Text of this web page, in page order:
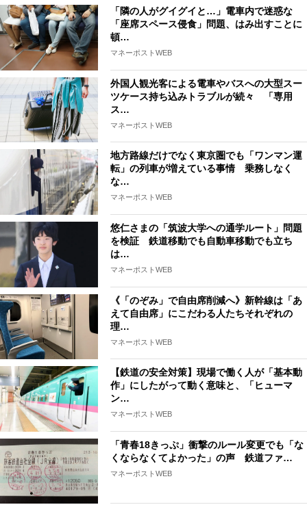
「隣の人がグイグイと…」電車内で迷惑な
「座席スペース侵食」問題、はみ出すことに
頓…
マネーポストWEB
外国人観光客による電車やバスへの大型スー
ツケース持ち込みトラブルが続々 「専用
ス…
マネーポストWEB
地方路線だけでなく東京圏でも「ワンマン運
転」の列車が増えている事情 乗務しなく
な…
マネーポストWEB
悠仁さまの「筑波大学への通学ルート」問題
を検証 鉄道移動でも自動車移動でも立ち
は…
マネーポストWEB
《「のぞみ」で自由席削減へ》新幹線は「あ
えて自由席」にこだわる人たちそれぞれの
理…
マネーポストWEB
【鉄道の安全対策】現場で働く人が「基本動
作」にしたがって動く意味と、「ヒューマ
ン…
マネーポストWEB
「青春18きっぷ」衝撃のルール変更でも「な
くならなくてよかった」の声 鉄道ファ…
マネーポストWEB